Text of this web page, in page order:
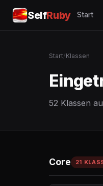
SelfRuby Start
Start/Klassen
52 Klassen
Core 21